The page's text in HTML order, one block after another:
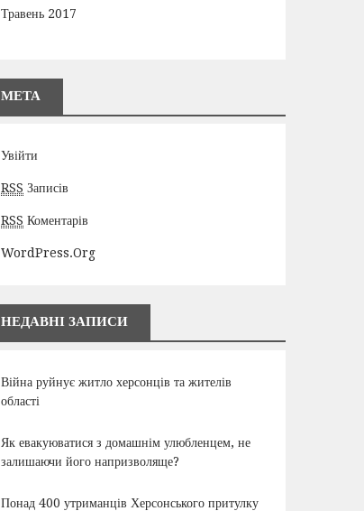
Травень 2017
МЕТА
Увійти
RSS Записів
RSS Коментарів
WordPress.org
НЕДАВНІ ЗАПИСИ
Війна руйнує житло херсонців та жителів
області
Як евакуюватися з домашнім улюбленцем, не
залишаючи його напризволяще?
Понад 400 утриманців Херсонського притулку